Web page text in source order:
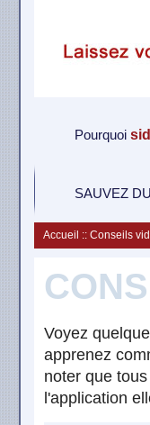
Pourquoi
SAUVEZ
Accueil :: Conseils
Voyez
apprenez
noter que
l'application